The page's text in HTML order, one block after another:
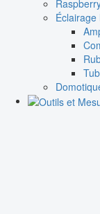
Éclairage